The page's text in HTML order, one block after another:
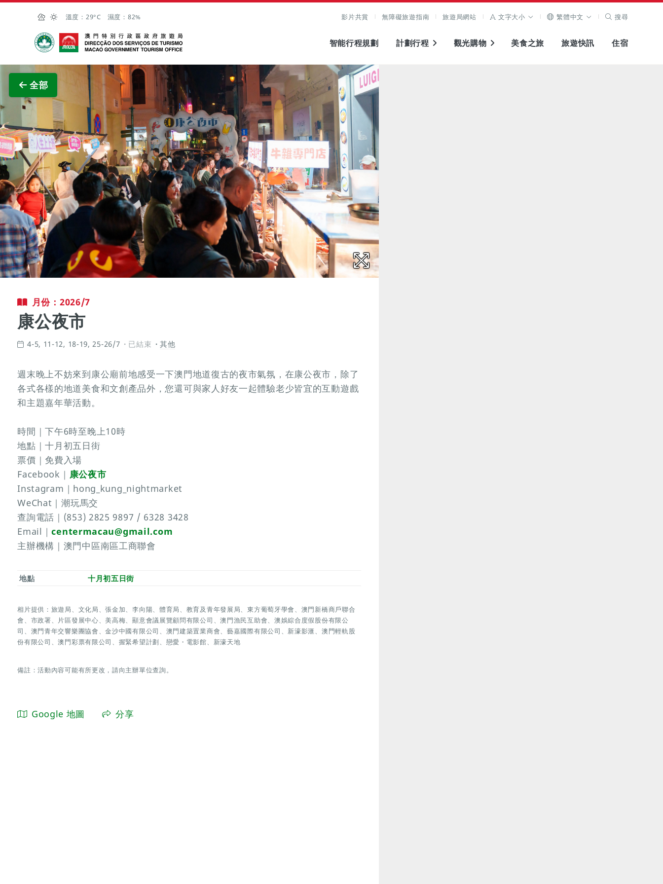
跳至主内容
溫度： 29°C 濕度： 82% 影片共賞 無障礙旅遊指南 旅遊局網站 文字大小 繁體中文 搜尋
澳門特別行政區政府旅遊局
智能行程規劃 計劃行程 觀光購物 美食之旅 旅遊快訊 住宿
全部
查看原圖
月份：2026/7
康公夜市
4-5, 11-12, 18-19, 25-26/7 已結束 其他
週末晚上不妨來到康公廟前地感受一下澳門地道復古的夜市氣氛，在康公夜市，除了
各式各樣的地道美食和文創產品外，您還可與家人好友一起體驗老少皆宜的互動遊戲
和主題嘉年華活動。
時間｜下午6時至晚上10時
地點｜十月初五日街
票價｜免費入場
Facebook｜ 康公夜市
Instagram｜hong_kung_nightmarket
WeChat｜潮玩馬交
查詢電話｜(853) 2825 9897 / 6328 3428
Email｜centermacau@gmail.com
主辦機構｜澳門中區南區工商聯會
地點 十月初五日街
相片提供：旅遊局、文化局、張金加、李向陽、體育局、教育及青年發展局、東方葡萄牙學會、澳門新橋商戶聯合
會、市政署、片區發展中心、美高梅、顯意會議展覽顧問有限公司、澳門漁民互助會、澳娛綜合度假股份有限公
司、澳門青年交響樂團協會、金沙中國有限公司、澳門建築置業商會、藝嘉國際有限公司、新濠影滙、澳門輕軌股
份有限公司、澳門彩票有限公司、握緊希望計劃、戀愛・電影館、新濠天地
備註：活動內容可能有所更改，請向主辦單位查詢。
Google 地圖 分享